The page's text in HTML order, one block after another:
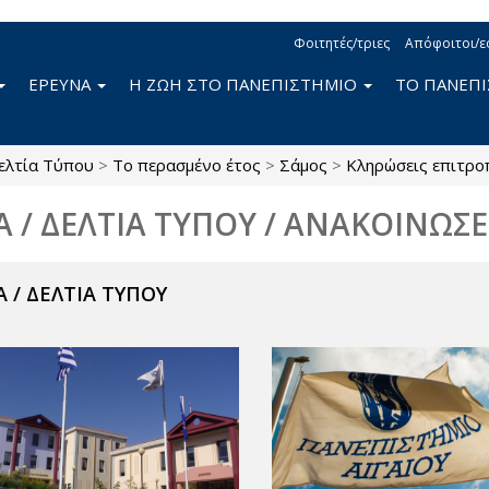
Φοιτητές/τριες Απόφοιτοι/
ΕΡΕΥΝΑ Η ΖΩΗ ΣΤΟ ΠΑΝΕΠΙΣΤΗΜΙΟ ΤΟ
Τύπου > Το περασμένο έτος > Σάμος > Κληρώσεις
/ ΔΕΛΤΙΑ ΤΥΠΟΥ /
/ ΔΕΛΤΙΑ ΤΥΠΟΥ